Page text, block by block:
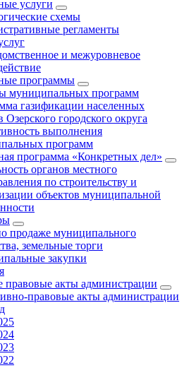
услуги
схемы
регламенты
и межуровневое
программы
муниципальных программ
газификации населенных
Озерского городского округа
выполнения
программ
программа «Конкретных дел»
органов местного
по строительству и
объектов муниципальной
продаже муниципального
земельные торги
закупки
акты администрации
правовые акты администрации